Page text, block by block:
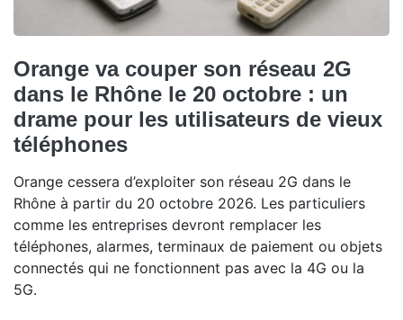
Orange va couper son réseau 2G
dans le Rhône le 20 octobre : un
drame pour les utilisateurs de vieux
téléphones
Orange cessera d’exploiter son réseau 2G dans le
Rhône à partir du 20 octobre 2026. Les particuliers
comme les entreprises devront remplacer les
téléphones, alarmes, terminaux de paiement ou objets
connectés qui ne fonctionnent pas avec la 4G ou la
5G.